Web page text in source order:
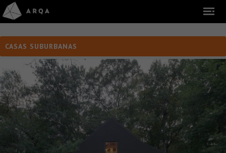
CASAS SUBURBANAS